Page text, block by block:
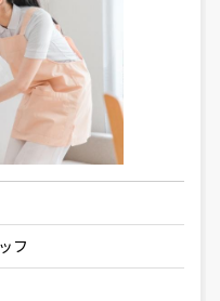
フ